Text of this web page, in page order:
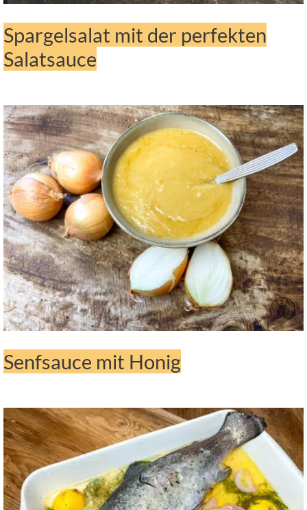
Spargelsalat mit der perfekten
Salatsauce
Senfsauce mit Honig